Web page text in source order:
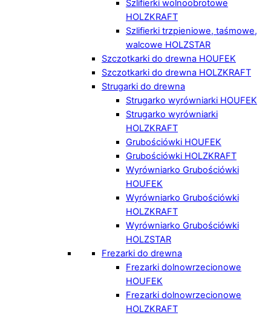
Szlifierki wolnoobrotowe
HOLZKRAFT
Szlifierki trzpieniowe, taśmowe,
walcowe HOLZSTAR
Szczotkarki do drewna HOUFEK
Szczotkarki do drewna HOLZKRAFT
Strugarki do drewna
Strugarko wyrówniarki HOUFEK
Strugarko wyrówniarki
HOLZKRAFT
Grubościówki HOUFEK
Grubościówki HOLZKRAFT
Wyrówniarko Grubościówki
HOUFEK
Wyrówniarko Grubościówki
HOLZKRAFT
Wyrówniarko Grubościówki
HOLZSTAR
Frezarki do drewna
Frezarki dolnowrzecionowe
HOUFEK
Frezarki dolnowrzecionowe
HOLZKRAFT